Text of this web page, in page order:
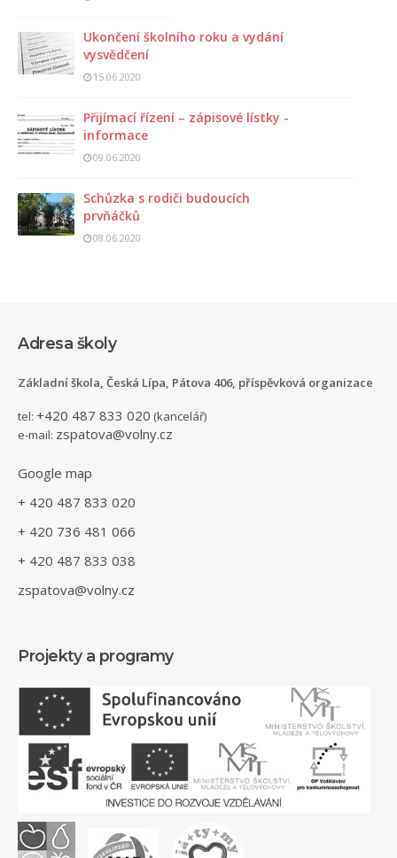
Ukončení školního roku a vydání
vysvědčení
15.06.2020
Přijímací řízení – zápisové lístky -
informace
09.06.2020
Schůzka s rodiči budoucích
prvňáčků
08.06.2020
Adresa školy
Základní škola, Česká Lípa, Pátova 406, příspěvková organizace
tel: +420 487 833 020 (kancelář)
e-mail: zspatova@volny.cz
Google map
+ 420 487 833 020
+ 420 736 481 066
+ 420 487 833 038
zspatova@volny.cz
Projekty a programy